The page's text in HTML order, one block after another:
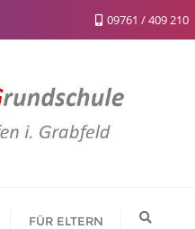
09761 / 409 210
FÜR ELTERN